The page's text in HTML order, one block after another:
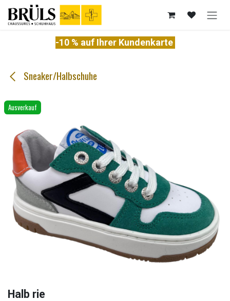
Zum Inhalt springen
-10 % auf Ihrer Kundenkarte
Sneaker/Halbschuhe
Ausverkauf
Halb rie